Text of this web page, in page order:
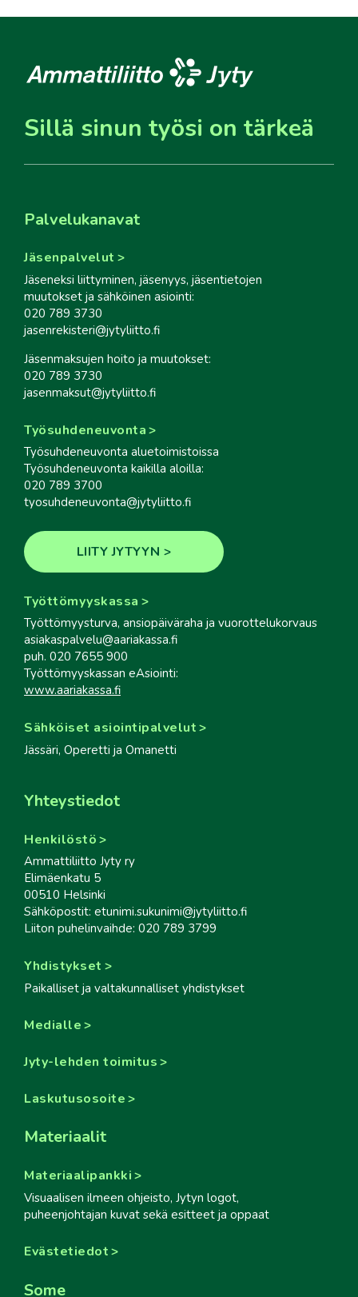
Sillä sinun työsi on tärkeä
Palvelukanavat
Jäsenpalvelut
Jäseneksi liittyminen, jäsenyys, jäsentietojen
muutokset ja sähköinen asiointi:
020 789 3730
jasenrekisteri@jytyliitto.fi
Jäsenmaksujen hoito ja muutokset:
020 789 3730
jasenmaksut@jytyliitto.fi
Työsuhdeneuvonta
Työsuhdeneuvonta aluetoimistoissa
Työsuhdeneuvonta kaikilla aloilla:
020 789 3700
tyosuhdeneuvonta@jytyliitto.fi
LIITY JYTYYN
Työttömyyskassa
Työttömyysturva, ansiopäiväraha ja vuorottelukorvaus
asiakaspalvelu@aariakassa.fi
puh. 020 7655 900
Työttömyyskassan eAsiointi:
www.aariakassa.fi
Sähköiset asiointipalvelut
Jässäri, Operetti ja Omanetti
Yhteystiedot
Henkilöstö
Ammattiliitto Jyty ry
Elimäenkatu 5
00510 Helsinki
Sähköpostit: etunimi.sukunimi@jytyliitto.fi
Liiton puhelinvaihde: 020 789 3799
Yhdistykset
Paikalliset ja valtakunnalliset yhdistykset
Medialle
Jyty-lehden toimitus
Laskutusosoite
Materiaalit
Materiaalipankki
Visuaalisen ilmeen ohjeisto, Jytyn logot,
puheenjohtajan kuvat sekä esitteet ja oppaat
Evästetiedot
Some